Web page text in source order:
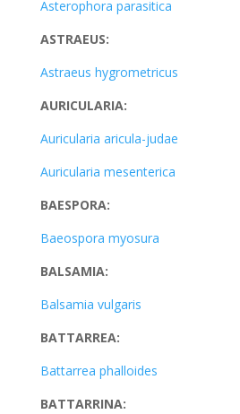
Asterophora parasitica
ASTRAEUS:
Astraeus hygrometricus
AURICULARIA:
Auricularia aricula-judae
Auricularia mesenterica
BAESPORA:
Baeospora myosura
BALSAMIA:
Balsamia vulgaris
BATTARREA:
Battarrea phalloides
BATTARRINA: